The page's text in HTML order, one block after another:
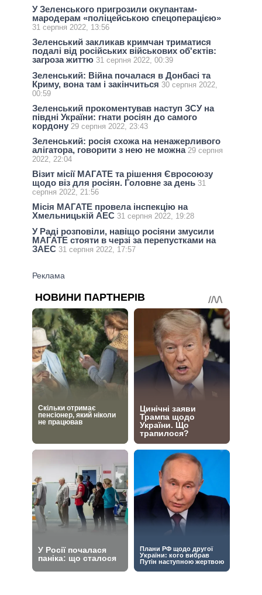
У Зеленського пригрозили окупантам-
мародерам «поліцейською спецоперацією»
31 серпня 2022, 13:56
Зеленський закликав кримчан триматися
подалі від російських військових об'єктів:
загроза життю 31 серпня 2022, 00:39
Зеленський: Війна почалася в Донбасі та
Криму, вона там і закінчиться 30 серпня 2022,
00:59
Зеленський прокоментував наступ ЗСУ на
півдні України: гнати росіян до самого
кордону 29 серпня 2022, 23:43
Зеленський: росія схожа на ненажерливого
алігатора, говорити з нею не можна 29 серпня
2022, 22:04
Візит місії МАГАТЕ та рішення Євросоюзу
щодо віз для росіян. Головне за день 31
серпня 2022, 21:56
Місія МАГАТЕ провела інспекцію на
Хмельницькій АЕС 31 серпня 2022, 19:28
У Раді розповіли, навіщо росіяни змусили
МАГАТЕ стояти в черзі за перепустками на
ЗАЕС 31 серпня 2022, 17:57